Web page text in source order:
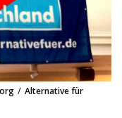
/ Alternative für